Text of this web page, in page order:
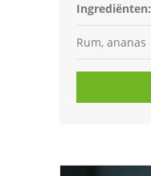
Ingrediënten:
Rum, ananas